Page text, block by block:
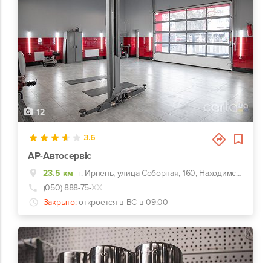
12
3.6
АР-Автосервіс
23.5 км
г. Ирпень, улица Соборная, 160, Находимся в г.Буча,ул.Шевченка 25
(050) 888-75-ХХ
Закрыто: откроется в ВС в 09:00